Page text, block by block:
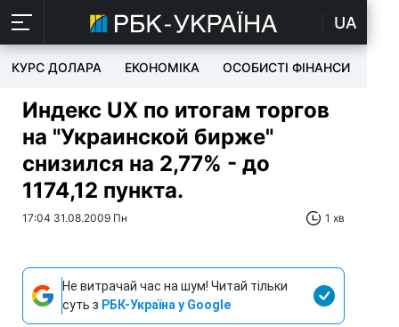
UA
КУРС ДОЛАРА ЕКОНОМІКА ОСОБИСТІ ФІНАНСИ
Индекс UX по итогам торгов
на "Украинской бирже"
снизился на 2,77% - до
1174,12 пункта.
17:04 31.08.2009 Пн 1 хв
Не витрачай час на шум! Читай тільки
суть з РБК-Україна у Google